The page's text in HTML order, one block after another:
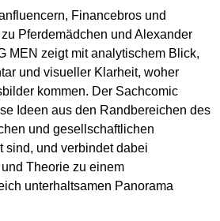
Financebros und
Pferdemädchen und Alexander
MEN zeigt mit analytischem Blick,
und visueller Klarheit, woher
kommen. Der Sachcomic
Ideen aus den Randbereichen des
und gesellschaftlichen
sind, und verbindet dabei
Theorie zu einem
unterhaltsamen Panorama